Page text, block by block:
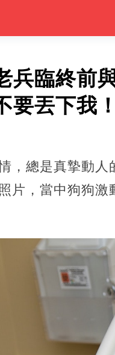
兵臨終前
要丟下我！
，總是真摯動
片，當中狗狗